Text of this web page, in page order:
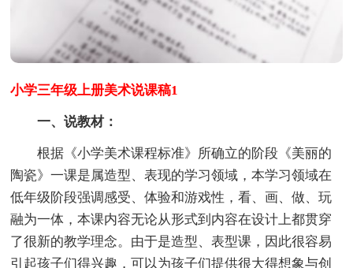
小学三年级上册美术说课稿1
一、说教材：
根据《小学美术课程标准》所确立的阶段《美丽的
陶瓷》一课是属造型、表现的学习领域，本学习领域在
低年级阶段强调感受、体验和游戏性，看、画、做、玩
融为一体，本课内容无论从形式到内容在设计上都贯穿
了很新的教学理念。由于是造型、表型课，因此很容易
引起孩子们得兴趣，可以为孩子们提供很大得想象与创